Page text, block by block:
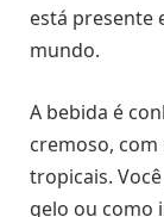
está presente
mundo.
A bebida é
cremoso,
tropicais.
gelo ou como